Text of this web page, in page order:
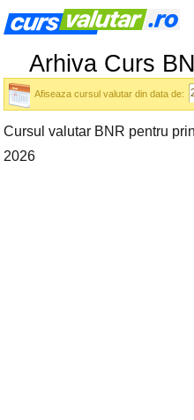
Arhiva Curs
Afiseaza cursul valutar din data de:
Cursul valutar BNR pentru
2026